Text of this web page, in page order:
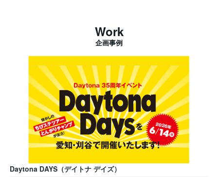
Work
企画事例
Daytona DAYS（デイトナ デイズ）